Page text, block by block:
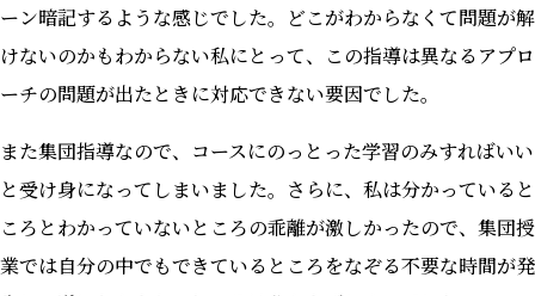
ーン暗記するような感じでした。どこがわからなくて問題が解
けないのかもわからない私にとって、この指導は異なるアプロ
ーチの問題が出たときに対応できない要因でした。
また集団指導なので、コースにのっとった学習のみすればいい
と受け身になってしまいました。さらに、私は分かっていると
ころとわかっていないところの乖離が激しかったので、集団授
業では自分の中でもできているところをなぞる不要な時間が発